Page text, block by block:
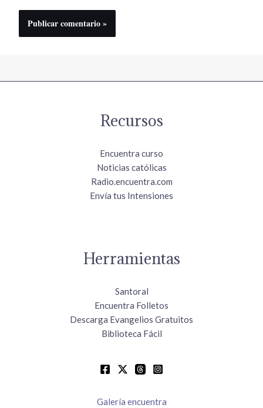
Recursos
Encuentra curso
Noticias católicas
Radio.encuentra.com
Envía tus Intensiones
Herramientas
Santoral
Encuentra Folletos
Descarga Evangelios Gratuitos
Biblioteca Fácil
Galería encuentra